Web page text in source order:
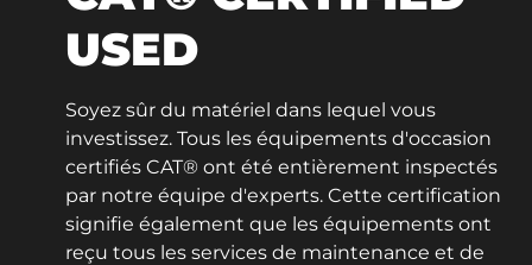
USED
Soyez sûr du matériel dans lequel vous
investissez. Tous les équipements d'occasion
certifiés CAT® ont été entièrement inspectés
par notre équipe d'experts. Cette certification
signifie également que les équipements ont
reçu tous les services de maintenance et de